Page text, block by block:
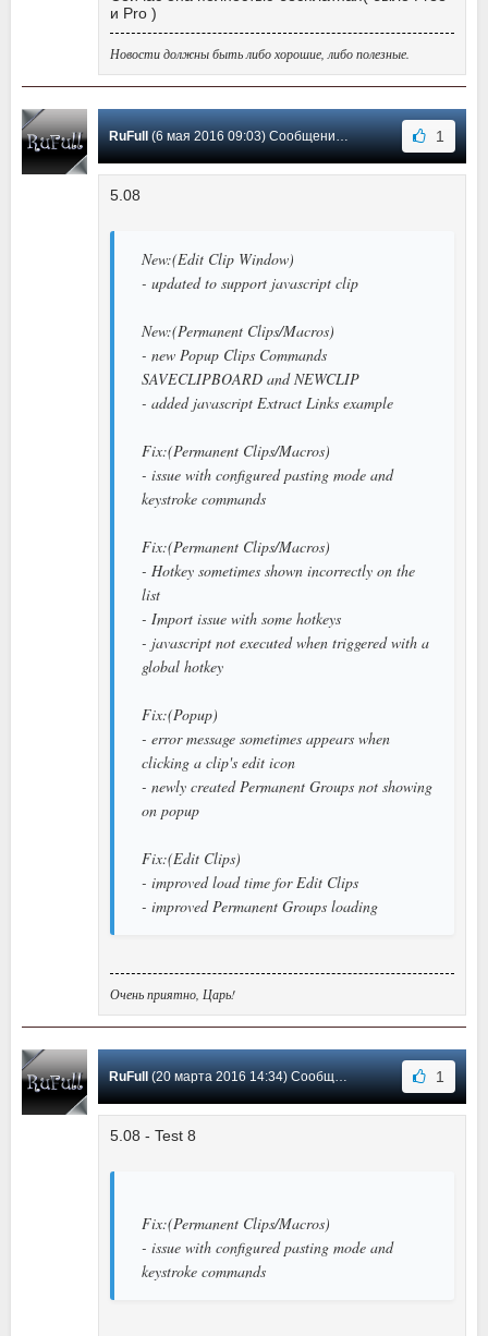
и Pro )
Новости должны быть либо хорошие, либо полезные.
RuFull (6 мая 2016 09:03) Сообщение #77 1
5.08
New:(Edit Clip Window)
- updated to support javascript clip
New:(Permanent Clips/Macros)
- new Popup Clips Commands
SAVECLIPBOARD and NEWCLIP
- added javascript Extract Links example
Fix:(Permanent Clips/Macros)
- issue with configured pasting mode and
keystroke commands
Fix:(Permanent Clips/Macros)
- Hotkey sometimes shown incorrectly on the
list
- Import issue with some hotkeys
- javascript not executed when triggered with a
global hotkey
Fix:(Popup)
- error message sometimes appears when
clicking a clip's edit icon
- newly created Permanent Groups not showing
on popup
Fix:(Edit Clips)
- improved load time for Edit Clips
- improved Permanent Groups loading
Очень приятно, Царь!
RuFull (20 марта 2016 14:34) Сообщение #76 1
5.08 - Test 8
Fix:(Permanent Clips/Macros)
- issue with configured pasting mode and
keystroke commands